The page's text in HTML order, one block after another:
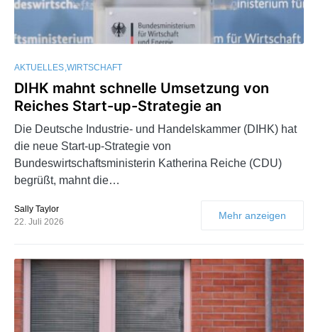
AKTUELLES WIRTSCHAFT
DIHK mahnt schnelle Umsetzung von
Reiches Start-up-Strategie an
Die Deutsche Industrie- und Handelskammer (DIHK) hat
die neue Start-up-Strategie von
Bundeswirtschaftsministerin Katherina Reiche (CDU)
begrüßt, mahnt die…
Sally Taylor
22. Juli 2026
Mehr anzeigen